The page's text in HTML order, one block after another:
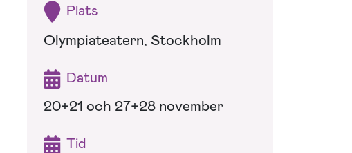
Plats
Olympiateatern, Stockholm
Datum
20+21 och 27+28 november
Tid